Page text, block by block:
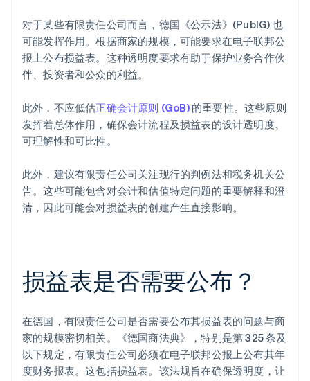
对于某些有限责任公司而言，德国《公示法》(PublG) 也
可能发挥作用。根据商家的规模，可能要求在电子联邦公
报上公布损益表。这种透明度要求有助于保护业务合作伙
伴、投资者和公众的利益。
此外，不应低估正确会计原则 (GoB)的重要性。这些原则
发挥着总体作用，确保会计流程及损益表的设计透明度、
可理解性和可比性。
此外，建议有限责任公司关注现行的判例法和税务机关公
告。这些可能包含对会计和估值特定问题的重要解释和澄
清，因此可能会对损益表的创建产生直接影响。
损益表是否需要公布？
在德国，有限责任公司是否需要公布其损益表的问题与商
家的规模密切相关。《德国商法典》，特别是第 325 条及
以下规定，有限责任公司必须在电子联邦公报上公布其年
度财务报表。这包括损益表。该法规旨在确保透明度，让